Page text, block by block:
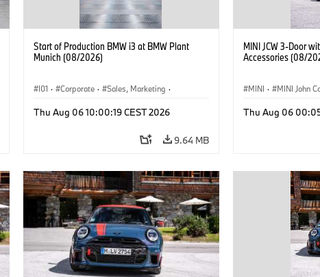
Start of Production BMW i3 at BMW Plant
Munich (08/2026)
I01 · Corporate · Sales, Marketing ·
Thu Aug 06 10:00:19 CEST 2026
9.64 MB
MINI JCW 3-Door
Accessories (08/
MINI · MINI John
Optional Extras,
Thu Aug 06